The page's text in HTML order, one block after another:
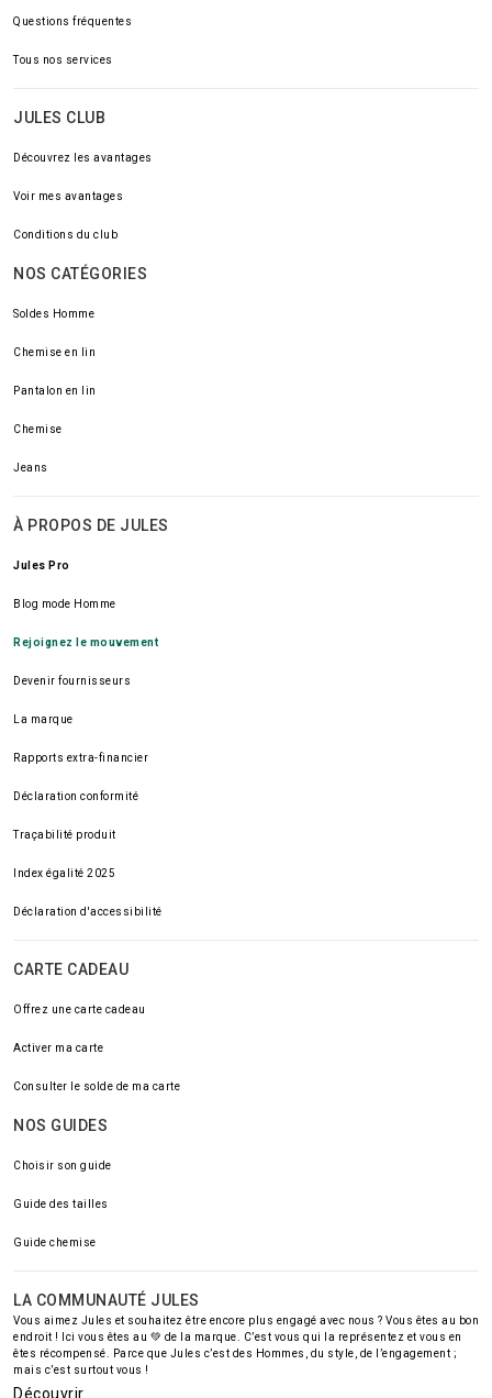
Questions fréquentes
Tous nos services
JULES CLUB
Découvrez les avantages
Voir mes avantages
Conditions du club
NOS CATÉGORIES
Soldes Homme
Chemise en lin
Pantalon en lin
Chemise
Jeans
À PROPOS DE JULES
Jules Pro
Blog mode Homme
Rejoignez le mouvement
Devenir fournisseurs
La marque
Rapports extra-financier
Déclaration conformité
Traçabilité produit
Index égalité 2025
Déclaration d'accessibilité
CARTE CADEAU
Offrez une carte cadeau
Activer ma carte
Consulter le solde de ma carte
NOS GUIDES
Choisir son guide
Guide des tailles
Guide chemise
LA COMMUNAUTÉ JULES
Vous aimez Jules et souhaitez être encore plus engagé avec nous ? Vous êtes au bon
endroit ! Ici vous êtes au 💚 de la marque. C’est vous qui la représentez et vous en
êtes récompensé. Parce que Jules c’est des Hommes, du style, de l’engagement ;
mais c’est surtout vous !
Découvrir